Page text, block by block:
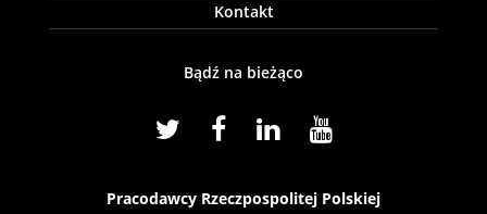
Kontakt
Bądź na bieżąco
Pracodawcy Rzeczpospolitej Polskiej